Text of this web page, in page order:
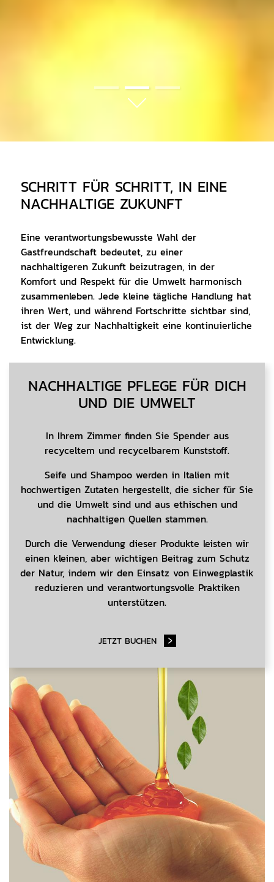
02
SCHRITT FÜR SCHRITT, IN EINE
NACHHALTIGE ZUKUNFT
Eine verantwortungsbewusste Wahl der
Gastfreundschaft bedeutet, zu einer
nachhaltigeren Zukunft beizutragen, in der
Komfort und Respekt für die Umwelt harmonisch
zusammenleben. Jede kleine tägliche Handlung hat
ihren Wert, und während Fortschritte sichtbar sind,
ist der Weg zur Nachhaltigkeit eine kontinuierliche
Entwicklung.
NACHHALTIGE PFLEGE FÜR DICH
UND DIE UMWELT
In Ihrem Zimmer finden Sie Spender aus
recyceltem und recycelbarem Kunststoff.
Seife und Shampoo werden in Italien mit
hochwertigen Zutaten hergestellt, die sicher für Sie
und die Umwelt sind und aus ethischen und
nachhaltigen Quellen stammen.
Durch die Verwendung dieser Produkte leisten wir
einen kleinen, aber wichtigen Beitrag zum Schutz
der Natur, indem wir den Einsatz von Einwegplastik
reduzieren und verantwortungsvolle Praktiken
unterstützen.
JETZT BUCHEN